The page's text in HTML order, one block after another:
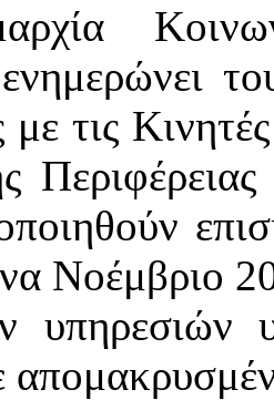
με τις
Νοέμβριο
υπηρεσιών